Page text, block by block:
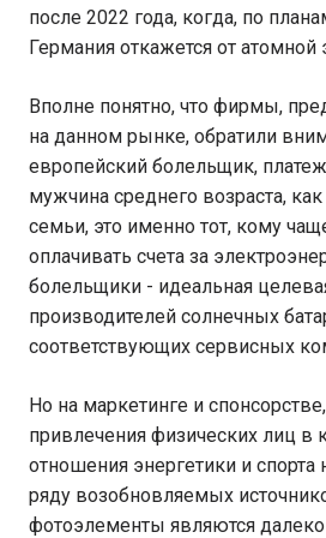
после 2022 года, когда, по
Германия откажется от атомной
Вполне понятно, что фирмы,
на данном рынке, обратили
европейский болельщик,
мужчина среднего возраста,
семьи, это именно тот, кому
оплачивать счета за
болельщики - идеальная
производителей солнечных
соответствующих сервисных
Но на маркетинге и
привлечения физических лиц в
отношения энергетики и спорта
ряду возобновляемых
фотоэлементы являются